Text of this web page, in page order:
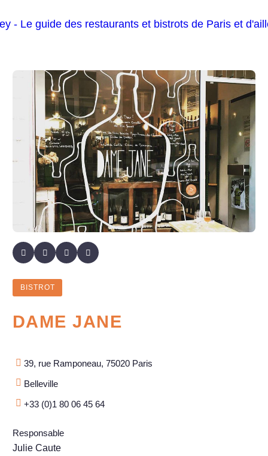
BISTROT
DAME JANE
39, rue Ramponeau, 75020 Paris
Belleville
+33 (0)1 80 06 45 64
Responsable
Julie Caute